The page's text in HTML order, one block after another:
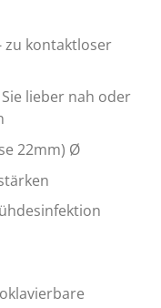
zu kontaktloser
lieber nah oder
22mm) Ø